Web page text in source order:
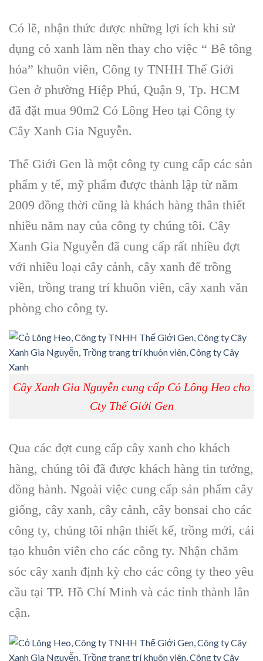
Có lẽ, nhận thức được những lợi ích khi sử
dụng cỏ xanh làm nền thay cho việc “ Bê tông
hóa” khuôn viên, Công ty TNHH Thế Giới
Gen ở phường Hiệp Phú, Quận 9, Tp. HCM
đã đặt mua 90m2 Cỏ Lông Heo tại Công ty
Cây Xanh Gia Nguyễn.
Thế Giới Gen là một công ty cung cấp các sản
phẩm y tế, mỹ phẩm được thành lập từ năm
2009 đồng thời cũng là khách hàng thân thiết
nhiều năm nay của công ty chúng tôi. Cây
Xanh Gia Nguyễn đã cung cấp rất nhiều đợt
với nhiều loại cây cảnh, cây xanh để trồng
viền, trồng trang trí khuôn viên, cây xanh văn
phòng cho công ty.
Cây Xanh Gia Nguyễn cung cấp Cỏ Lông Heo cho
Cty Thế Giới Gen
Qua các đợt cung cấp cây xanh cho khách
hàng, chúng tôi đã được khách hàng tin tưởng,
đồng hành. Ngoài việc cung cấp sản phẩm cây
giống, cây xanh, cây cảnh, cây bonsai cho các
công ty, chúng tôi nhận thiết kế, trồng mới, cải
tạo khuôn viên cho các công ty. Nhận chăm
sóc cây xanh định kỳ cho các công ty theo yêu
cầu tại TP. Hồ Chí Minh và các tỉnh thành lân
cận.